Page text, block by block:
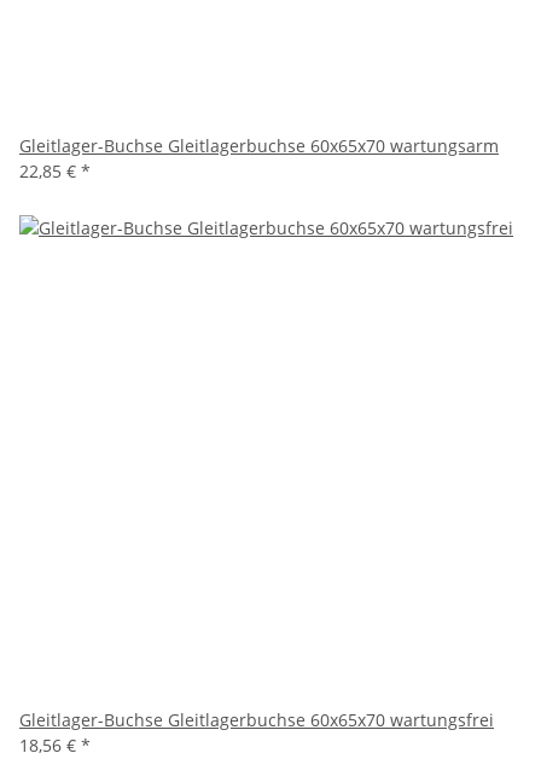
Gleitlager-Buchse Gleitlagerbuchse 60x65x70 wartungsarm
22,85 € *
Gleitlager-Buchse Gleitlagerbuchse 60x65x70 wartungsfrei
18,56 € *